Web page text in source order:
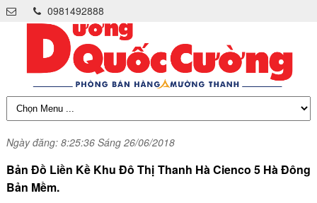
0981492888
Ngày đăng: 8:25:36 Sáng 26/06/2018
Bản Đồ Liền Kề Khu Đô Thị Thanh Hà Cienco 5 Hà Đông
Bản Mềm.